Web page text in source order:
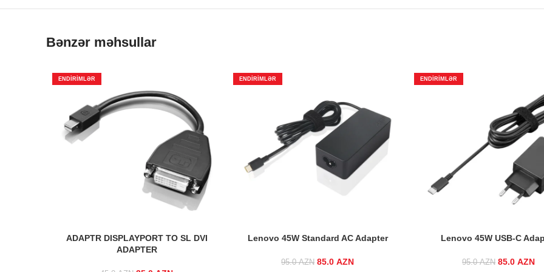
Bənzər məhsullar
ENDIRIMLƏR
ADAPTR DISPLAYPORT TO SL DVI
ADAPTER
ENDIRIMLƏR
Lenovo 45W Standard AC Adapter
95.0AZN
Original price was:
85.0 AZN
ENDIRIMLƏR
Lenovo 45W USB-C
95.0AZN
Original
85.0 AZN